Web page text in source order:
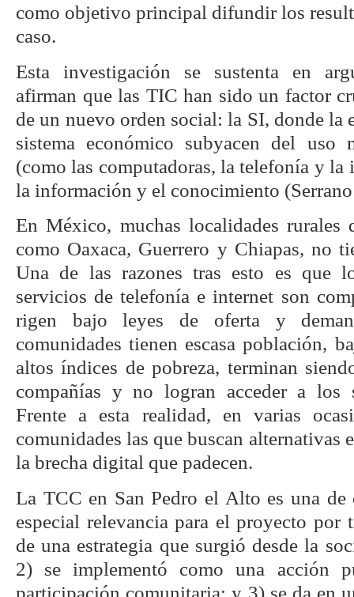
como objetivo principal difundir los
caso.
Esta investigación se sustenta en
afirman que las TIC han sido un factor
de un nuevo orden social: la SI, donde la
sistema económico subyacen del uso
(como las computadoras, la telefonía y la
la información y el conocimiento
En México, muchas localidades rurales
como Oaxaca, Guerrero y Chiapas, no
Una de las razones tras esto es que
servicios de telefonía e internet son
rigen bajo leyes de oferta y
comunidades tienen escasa población,
altos índices de pobreza, terminan
compañías y no logran acceder a los
Frente a esta realidad, en varias
comunidades las que buscan alternativas
la brecha digital que padecen.
La TCC en San Pedro el Alto es una de
especial relevancia para el proyecto por
de una estrategia que surgió desde la
2) se implementó como una acción
participación comunitaria; y 3) se da en